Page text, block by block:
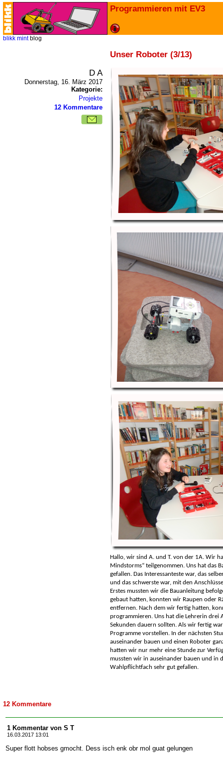
Programmieren mit EV3
blikk mint blog
Unser Roboter (3/13)
D A
Donnerstag, 16. März 2017
Kategorie:
Projekte
12 Kommentare
Hallo, wir sind A. und T. von der 1A. Wir
Mindstorms“ teilgenommen. Uns hat das
gefallen. Das Interessanteste war, das
und das schwerste war, mit den
Erstes mussten wir die Bauanleitung
gebaut hatten, konnten wir Raupen oder
entfernen. Nach dem wir fertig hatten,
programmieren. Uns hat die Lehrerin drei
Sekunden dauern sollten. Als wir fertig
Programme vorstellen. In der nächsten
auseinander bauen und einen Roboter
hatten wir nur mehr eine Stunde zur
mussten wir in auseinander bauen und in
Wahlpflichtfach sehr gut gefallen.
12 Kommentare
1 Kommentar von S T
16.03.2017 13:01
Super flott hobses gmocht. Dess isch enk obr mol guat gelungen